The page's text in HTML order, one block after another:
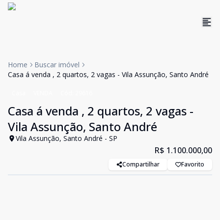
Home
Buscar imóvel
Casa á venda , 2 quartos, 2 vagas - Vila Assunção, Santo André
Casa á venda , 2 quartos, 2 vagas -
Vila Assunção, Santo André
Vila Assunção, Santo André - SP
R$ 1.100.000,00
Compartilhar Favorito